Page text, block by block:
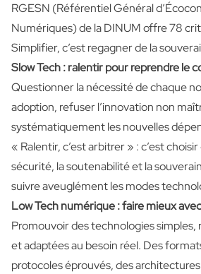
RGESN (Référentiel Général
Numériques) de la DINUM offre 78
Simplifier, c’est regagner de la
Slow Tech : ralentir pour reprendre le
Questionner la nécessité de chaque
adoption, refuser l’innovation non
systématiquement les nouvelles
« Ralentir, c’est arbitrer » : c’est
sécurité, la soutenabilité et la
suivre aveuglément les modes
Low Tech numérique : faire mieux
Promouvoir des technologies simples,
et adaptées au besoin réel. Des
protocoles éprouvés, des